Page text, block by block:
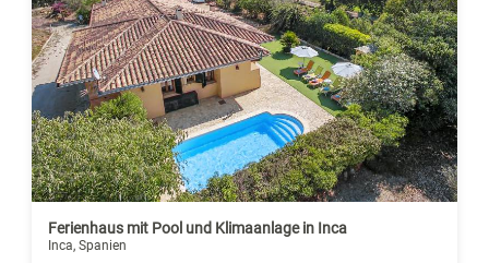
Ferienhaus mit Pool und Klimaanlage in Inca
Inca, Spanien